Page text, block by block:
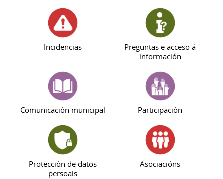
Incidencias
Preguntas e acceso á
información
Comunicación municipal Participación
Protección de datos
persoais
Asociacións